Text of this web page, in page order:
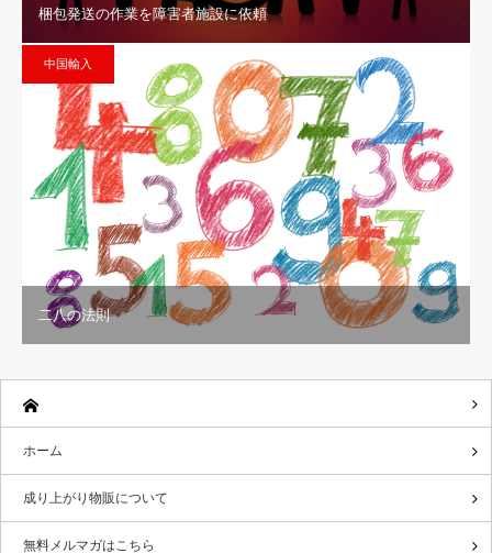
梱包発送の作業を障害者施設に依頼
中国輸入
二八の法則
ホーム
成り上がり物販について
無料メルマガはこちら